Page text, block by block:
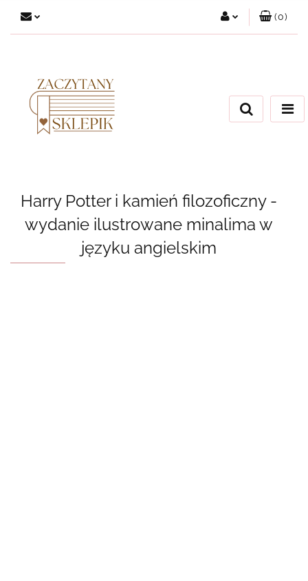
Dodaj zgłoszenie
(0)
Harry Potter i kamień filozoficzny -
wydanie ilustrowane minalima w
języku angielskim